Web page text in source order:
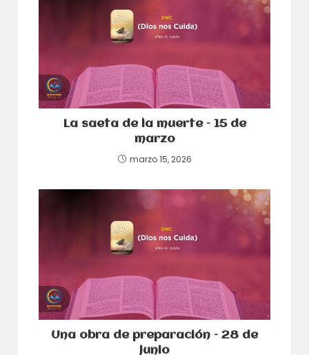
La saeta de la muerte – 15 de
marzo
marzo 15, 2026
Una obra de preparación – 28 de
junio